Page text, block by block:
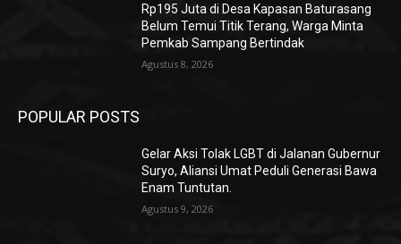
Rp195 Juta di Desa Kapasan Baturasang
Belum Temui Titik Terang, Warga Minta
Pemkab Sampang Bertindak
Agustus 8, 2026
POPULAR POSTS
Gelar Aksi Tolak LGBT di Jalanan Gubernur
Suryo, Aliansi Umat Peduli Generasi Bawa
Enam Tuntutan.
Agustus 9, 2026